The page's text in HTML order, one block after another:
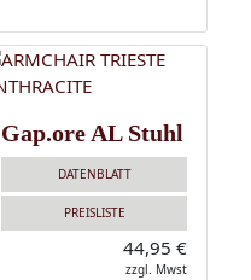
Gap.ore AL Stuhl
DATENBLATT
PREISLISTE
44,95 €
zzgl. Mwst